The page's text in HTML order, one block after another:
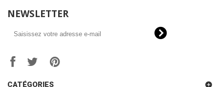
NEWSLETTER
CATÉGORIES